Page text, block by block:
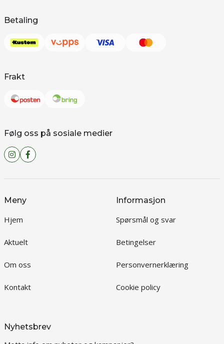
Betaling
Frakt
Følg oss på sosiale medier
Meny
Hjem
Aktuelt
Om oss
Kontakt
Informasjon
Spørsmål og svar
Betingelser
Personvernerklæring
Cookie policy
Nyhetsbrev